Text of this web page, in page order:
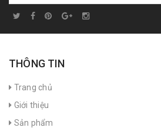
THÔNG TIN
Trang chủ
Giới thiệu
Sản phẩm